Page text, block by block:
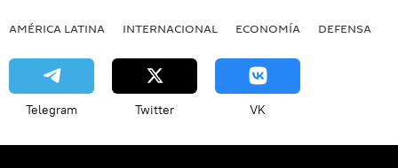
AMÉRICA LATINA INTERNACIONAL ECONOMÍA DEFENSA
Telegram Twitter VK